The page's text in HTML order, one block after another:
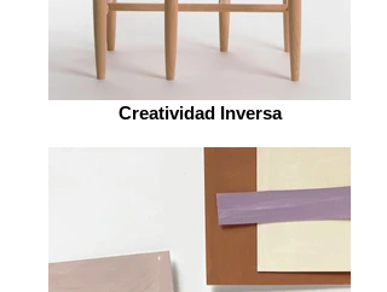
Creatividad Inversa